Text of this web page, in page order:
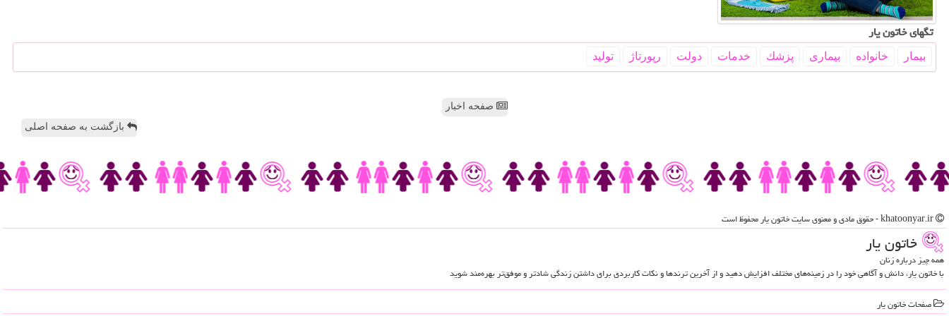
تگهای خاتون یار
بیمار خانواده بیماری پزشك خدمات دولت رپورتاژ تولید
صفحه اخبار
بازگشت به صفحه اصلی
خاتون یار
همه چیز درباره زنان
با خاتون یار، دانش و آگاهی خود را در زمینه‌های مختلف افزایش دهید و از آخرین ترندها و نکات کاربردی برای داشتن زندگی شادتر و موفق‌تر بهره‌مند شوید
صفحات خاتون یار